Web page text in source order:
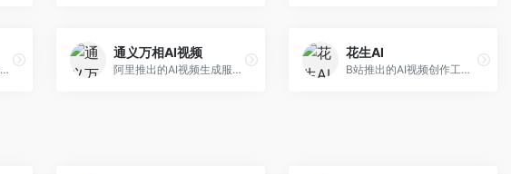
AI动画视频创作工具，专注于动画内容生成。面向动画创作者和二次元内容生产者，支持动画风格视频生成，动画效果流畅，适合动漫内容创作。
通义万相AI视频
阿里推出的AI视频生成服务，整合图像与视频创作能力。面向电商和营销从业者，支持商品视频生成、营销视频制作等服务，商业应用场景丰富。
花生AI
B站推出的AI视频创作工具，专注于短视频内容生成。面向B站创作者，支持视频生成、视频编辑等功能，与B站平台深度整合，创作效率高。